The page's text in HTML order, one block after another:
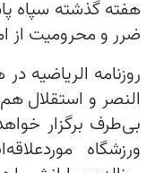
هفته گذشته سپاه
ضرر و محرومیت از
روزنامه
النصر و استقلال
بی‌طرف برگزار
ورزشگاه